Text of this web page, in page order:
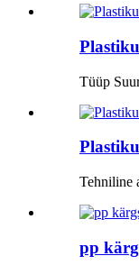
Tüüp
Tehniline
pp